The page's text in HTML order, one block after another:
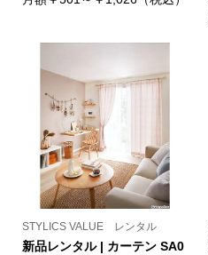
STYLICS VALUE レンタル
新品レンタル | カーテン SA0